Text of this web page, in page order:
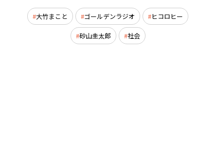
大竹まこと ゴールデンラジオ ヒコロヒー
砂山圭太郎 社会